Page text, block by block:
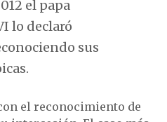
el papa
lo declaró
sus
el reconocimiento de